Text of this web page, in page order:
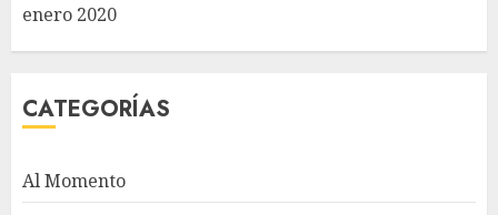
enero 2020
CATEGORÍAS
Al Momento